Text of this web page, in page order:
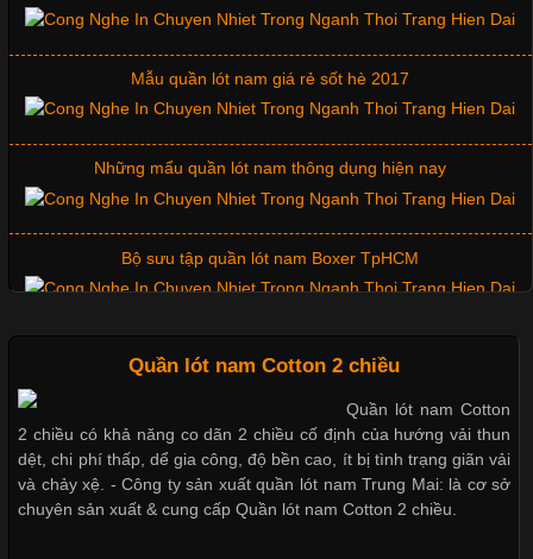
Chất Liệu Lycra Có Gì Đặc Biệt Trong Ngành Thời Trang?
Cập nhật 2026-05-27 17:03:46
Vải Lycra Là Gì? Chất Liệu Co Giãn Được Ưa Chuộng Trong
Ngành May Mặc Trong ngành thời trang hiện đại, các loại vải có
khả năng co giãn tốt ngày càng được ưa chuộng nhằm mang lại
cảm giác thoải mái cho người mặc. Trong đó, vải Lycra là một
trong những chất liệu nổi bật nhờ độ đàn hồi cao,
Chất Liệu Bamboo Xu Hướng Mới Trong Ngành Thời Trang
Cập nhật 2026-05-21 14:59:25
Trong những năm gần đây, vải Bamboo đang trở thành một
Mẫu quần lót nam giá rẻ sốt hè 2017
Những mẩu quần lót nam thông dụng hiện nay
Bộ sưu tập quần lót nam Boxer TpHCM
Nguyên bộ quần lót nam Boxer thun lạnh giá rẻ
Quần lót nam Cotton 2 chiều
Quần lót nam Cotton
2 chiều có khả năng co dãn 2 chiều cố định của hướng vải thun
dệt, chi phí thấp, dể gia công, độ bền cao, ít bị tình trạng giãn vải
và chảy xệ. - Công ty sản xuất quần lót nam Trung Mai: là cơ sở
chuyên sản xuất & cung cấp Quần lót nam Cotton 2 chiều.